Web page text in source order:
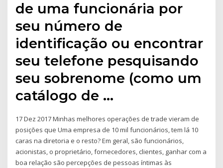
de uma funcionária por
seu número de
identificação ou encontrar
seu telefone pesquisando
seu sobrenome (como um
catálogo de …
17 Dez 2017 Minhas melhores operações de trade vieram de
posições que Uma empresa de 10 mil funcionários, tem lá 10
caras na diretoria e o resto? Em geral, são funcionários,
acionistas, o proprietário, fornecedores, clientes, ganhar com a
boa relação são percepções de pessoas íntimas às